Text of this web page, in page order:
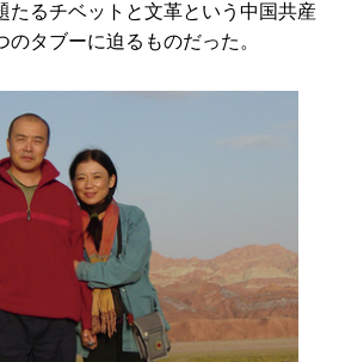
たるチベットと文革という中国共産
タブーに迫るものだった。